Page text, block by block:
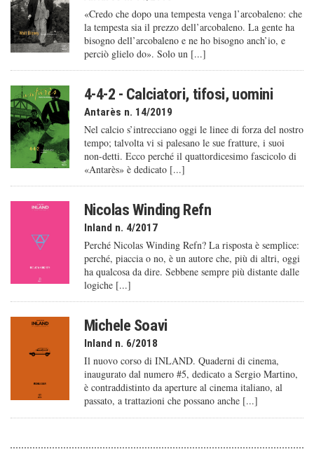
«Credo che dopo una tempesta venga l’arcobaleno: che
la tempesta sia il prezzo dell’arcobaleno. La gente ha
bisogno dell’arcobaleno e ne ho bisogno anch’io, e
perciò glielo do». Solo un [...]
4-4-2 - Calciatori, tifosi, uomini
Antarès n. 14/2019
Nel calcio s’intrecciano oggi le linee di forza del nostro
tempo; talvolta vi si palesano le sue fratture, i suoi
non-detti. Ecco perché il quattordicesimo fascicolo di
«Antarès» è dedicato [...]
Nicolas Winding Refn
Inland n. 4/2017
Perché Nicolas Winding Refn? La risposta è semplice:
perché, piaccia o no, è un autore che, più di altri, oggi
ha qualcosa da dire. Sebbene sempre più distante dalle
logiche [...]
Michele Soavi
Inland n. 6/2018
Il nuovo corso di INLAND. Quaderni di cinema,
inaugurato dal numero #5, dedicato a Sergio Martino,
è contraddistinto da aperture al cinema italiano, al
passato, a trattazioni che possano anche [...]